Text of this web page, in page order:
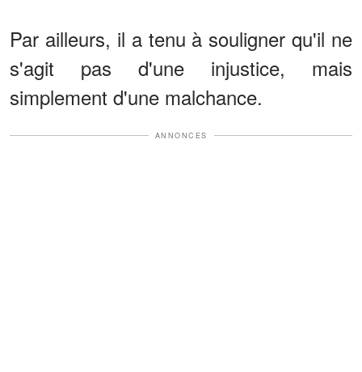
Par ailleurs, il a tenu à souligner qu'il ne
s'agit pas d'une injustice, mais
simplement d'une malchance.
ANNONCES